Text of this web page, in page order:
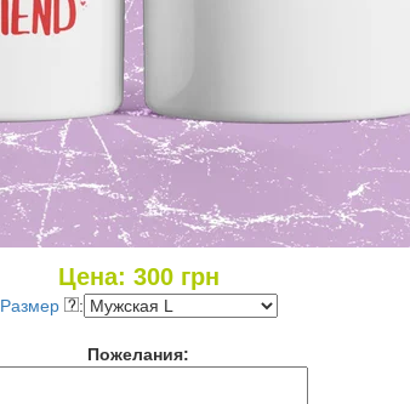
Цена: 300грн
Размер :
Пожелания: